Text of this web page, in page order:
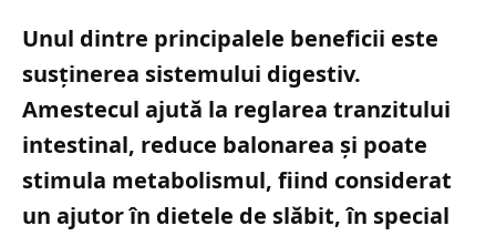
Unul dintre principalele beneficii este
susținerea sistemului digestiv.
Amestecul ajută la reglarea tranzitului
intestinal, reduce balonarea și poate
stimula metabolismul, fiind considerat
un ajutor în dietele de slăbit, în special